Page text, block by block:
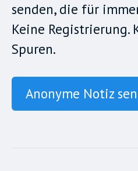
senden, die für
Keine Registrierung.
Spuren.
Anonyme Notiz